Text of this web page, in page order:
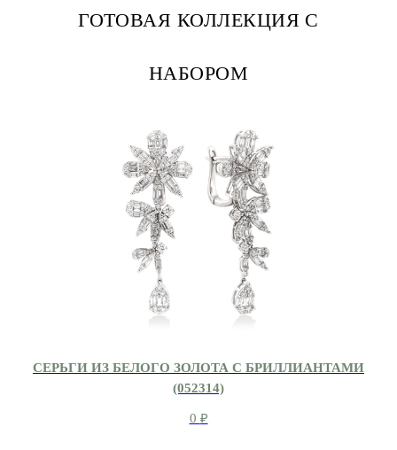
ГОТОВАЯ КОЛЛЕКЦИЯ С
НАБОРОМ
СЕРЬГИ ИЗ БЕЛОГО ЗОЛОТА С БРИЛЛИАНТАМИ
(052314)
0 ₽